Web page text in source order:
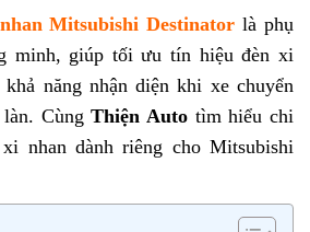
Mitsubishi Destinator là phụ
minh, giúp tối ưu tín hiệu đèn xi
năng nhận diện khi xe chuyển
làn. CùngThiện Auto tìm hiểu chi
nhan dành riêng cho Mitsubishi